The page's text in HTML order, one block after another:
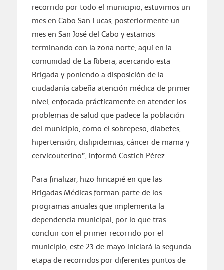
recorrido por todo el municipio; estuvimos un
mes en Cabo San Lucas, posteriormente un
mes en San José del Cabo y estamos
terminando con la zona norte, aquí en la
comunidad de La Ribera, acercando esta
Brigada y poniendo a disposición de la
ciudadanía cabeña atención médica de primer
nivel, enfocada prácticamente en atender los
problemas de salud que padece la población
del municipio, como el sobrepeso, diabetes,
hipertensión, dislipidemias, cáncer de mama y
cervicouterino”, informó Costich Pérez.
Para finalizar, hizo hincapié en que las
Brigadas Médicas forman parte de los
programas anuales que implementa la
dependencia municipal, por lo que tras
concluir con el primer recorrido por el
municipio, este 23 de mayo iniciará la segunda
etapa de recorridos por diferentes puntos de